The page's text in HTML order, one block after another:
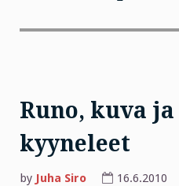
Runo, kuva
kyyneleet
by Juha Siro 16.6.2010